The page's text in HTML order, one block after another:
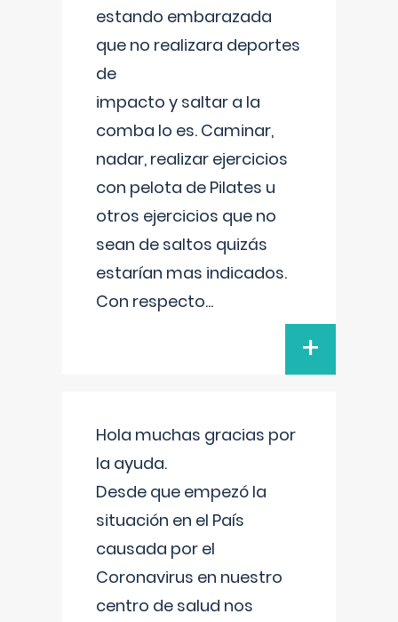
estando embarazada
que no realizara deportes
de
impacto y saltar a la
comba lo es. Caminar,
nadar, realizar ejercicios
con pelota de Pilates u
otros ejercicios que no
sean de saltos quizás
estarían mas indicados.
Con respecto...
+
Hola muchas gracias por
la ayuda.
Desde que empezó la
situación en el País
causada por el
Coronavirus en nuestro
centro de salud nos